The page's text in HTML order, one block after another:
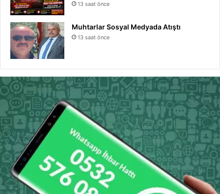
13 saat önce
Muhtarlar Sosyal Medyada Atıştı
13 saat önce